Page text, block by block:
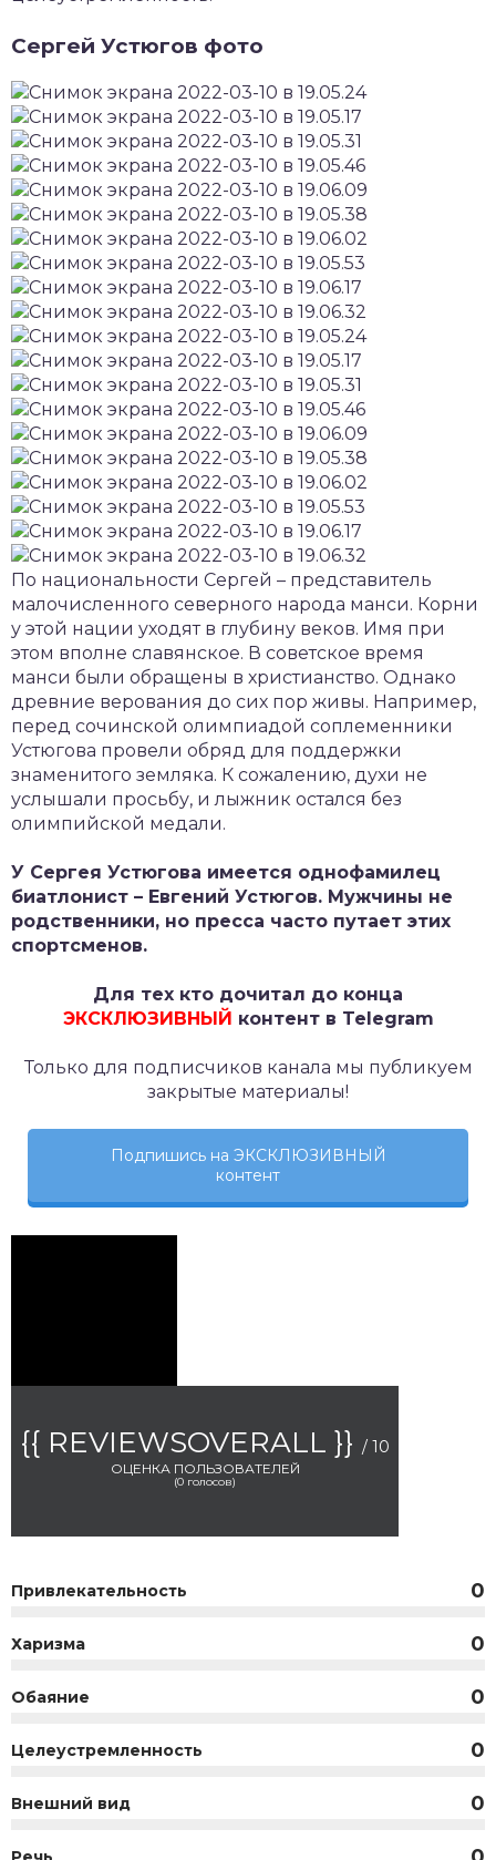
Сергей Устюгов фото
По национальности Сергей – представитель
малочисленного северного народа манси. Корни
у этой нации уходят в глубину веков. Имя при
этом вполне славянское. В советское время
манси были обращены в христианство. Однако
древние верования до сих пор живы. Например,
перед сочинской олимпиадой соплеменники
Устюгова провели обряд для поддержки
знаменитого земляка. К сожалению, духи не
услышали просьбу, и лыжник остался без
олимпийской медали.
У Сергея Устюгова имеется однофамилец
биатлонист – Евгений Устюгов. Мужчины не
родственники, но пресса часто путает этих
спортсменов.
Для тех кто дочитал до конца
ЭКСКЛЮЗИВНЫЙ контент в Telegram
Только для подписчиков канала мы публикуем
закрытые материалы!
Подпишись на ЭКСКЛЮЗИВНЫЙ
контент
{{ REVIEWSOVERALL }} / 10
ОЦЕНКА ПОЛЬЗОВАТЕЛЕЙ
(0 голосов)
Привлекательность 0
Харизма 0
Обаяние 0
Целеустремленность 0
Внешний вид 0